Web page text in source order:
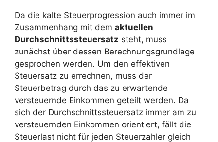
Da die kalte Steuerprogression auch immer im
Zusammenhang mit dem aktuellen
Durchschnittssteuersatz steht, muss
zunächst über dessen Berechnungsgrundlage
gesprochen werden. Um den effektiven
Steuersatz zu errechnen, muss der
Steuerbetrag durch das zu erwartende
versteuernde Einkommen geteilt werden. Da
sich der Durchschnittssteuersatz immer am zu
versteuernden Einkommen orientiert, fällt die
Steuerlast nicht für jeden Steuerzahler gleich